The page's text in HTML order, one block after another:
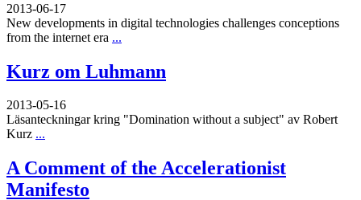
2013-06-17
New developments in digital technologies challenges conceptions
from the internet era ...
Kurz om Luhmann
2013-05-16
Läsanteckningar kring "Domination without a subject" av Robert
Kurz ...
A Comment of the Accelerationist
Manifesto